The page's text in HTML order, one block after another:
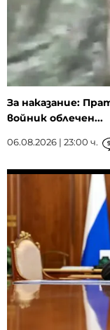
За наказание:
войник облечен...
06.08.2026 | 23:00 ч.